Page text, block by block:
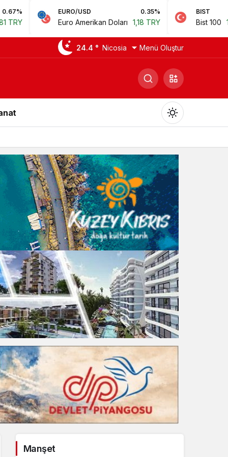
EURO/USD 0.35%
Amerikan Doları 1,18 TRY
BIST 0.78%
Bist 100 14.168,35 TRY
24.4 ° Nicosia Menü Oluştur
Gündüz Modu
Gündüz modunu seçin.
Gece Modu
Gece modunu seçin.
Sistem Modu
Sistem modunu seçin.
Manşet